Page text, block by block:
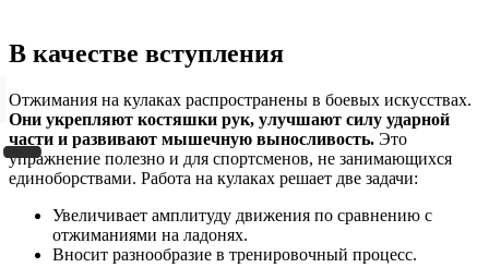
В качестве вступления
Отжимания на кулаках распространены в боевых искусствах.
Они укрепляют костяшки рук, улучшают силу ударной
части и развивают мышечную выносливость. Это
упражнение полезно и для спортсменов, не занимающихся
единоборствами. Работа на кулаках решает две задачи:
Увеличивает амплитуду движения по сравнению с
отжиманиями на ладонях.
Вносит разнообразие в тренировочный процесс.